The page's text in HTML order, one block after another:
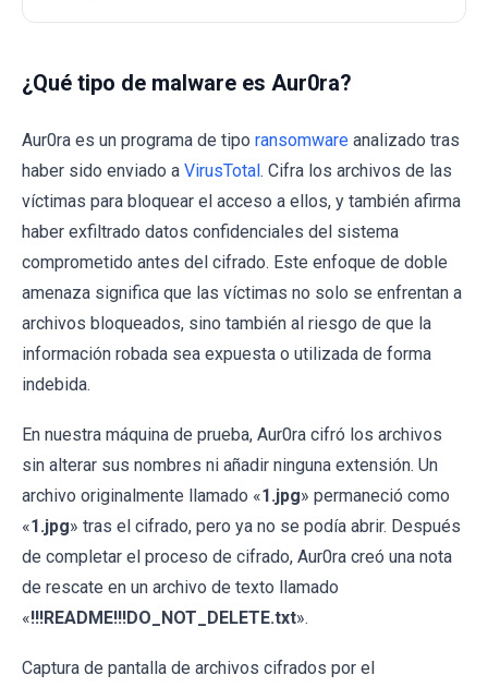
¿Qué tipo de malware es Aur0ra?
Aur0ra es un programa de tipo ransomware analizado tras
haber sido enviado a VirusTotal. Cifra los archivos de las
víctimas para bloquear el acceso a ellos, y también afirma
haber exfiltrado datos confidenciales del sistema
comprometido antes del cifrado. Este enfoque de doble
amenaza significa que las víctimas no solo se enfrentan a
archivos bloqueados, sino también al riesgo de que la
información robada sea expuesta o utilizada de forma
indebida.
En nuestra máquina de prueba, Aur0ra cifró los archivos
sin alterar sus nombres ni añadir ninguna extensión. Un
archivo originalmente llamado «1.jpg» permaneció como
«1.jpg» tras el cifrado, pero ya no se podía abrir. Después
de completar el proceso de cifrado, Aur0ra creó una nota
de rescate en un archivo de texto llamado
«!!!README!!!DO_NOT_DELETE.txt».
Captura de pantalla de archivos cifrados por el